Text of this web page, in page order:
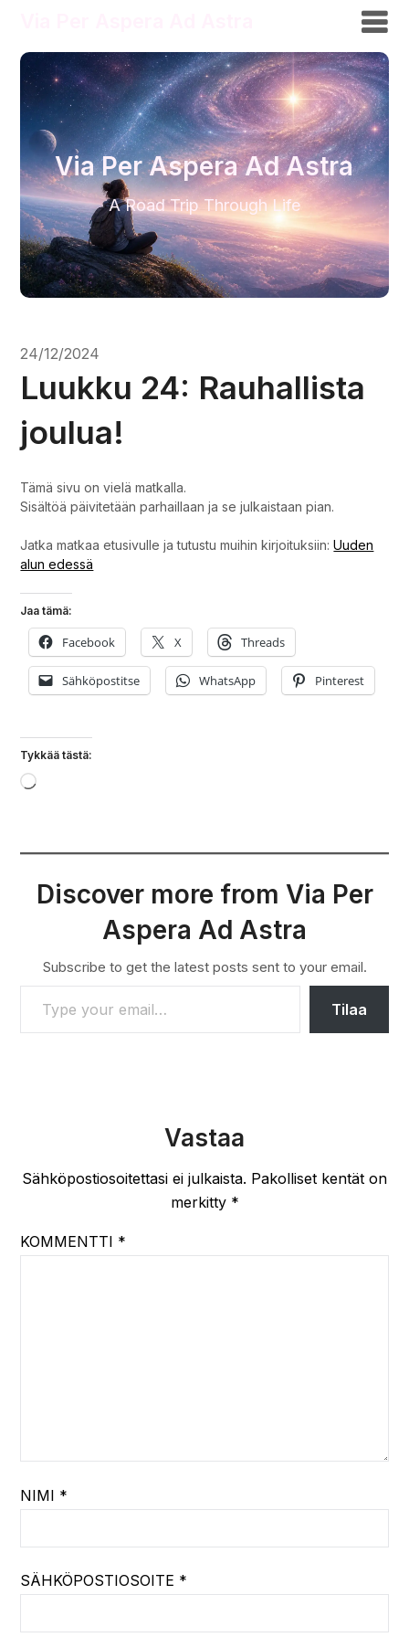
Via Per Aspera Ad Astra
A Road Trip Through Life
24/12/2024
Luukku 24: Rauhallista
joulua!
Tämä sivu on vielä matkalla.
Sisältöä päivitetään parhaillaan ja se julkaistaan pian.
Jatka matkaa etusivulle ja tutustu muihin kirjoituksiin:Uuden
alun edessä
Jaa tämä:
Facebook X Threads
Sähköpostitse WhatsApp Pinterest
Tykkää tästä:
Loading…
Discover more from Via Per
Aspera Ad Astra
Subscribe to get the latest posts sent to your email.
TYPE YOUR EMAIL…
Tilaa
Vastaa
Sähköpostiosoitettasi ei julkaista. Pakolliset kentät on
merkitty *
KOMMENTTI *
NIMI *
SÄHKÖPOSTIOSOITE *